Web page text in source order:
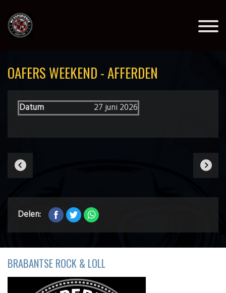
OAFERS WEEKEND - AFFERDEN
Datum 27 juni 2026
Delen:
BRABANTSE ROCK & LOLL